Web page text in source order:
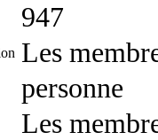
947
Les
personne
Les